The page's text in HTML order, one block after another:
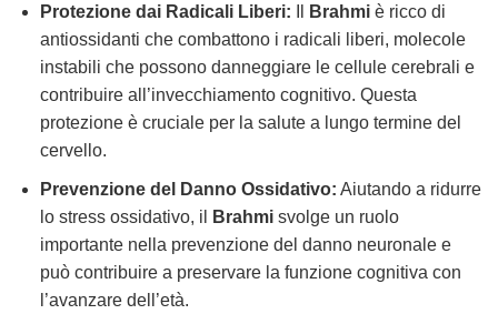
Protezione dai Radicali Liberi:
Brahmiè ricco di
antiossidanti che combattono i radicali liberi, molecole
instabili che possono danneggiare le cellule cerebrali e
contribuire all’invecchiamento cognitivo. Questa
protezione è cruciale per la salute a lungo termine del
cervello.
Prevenzione del Danno Ossidativo: Aiutando a ridurre
lo stress ossidativo, il
Brahmisvolge un ruolo
importante nella prevenzione del danno neuronale e
può contribuire a preservare la funzione cognitiva con
l’avanzare dell’età.